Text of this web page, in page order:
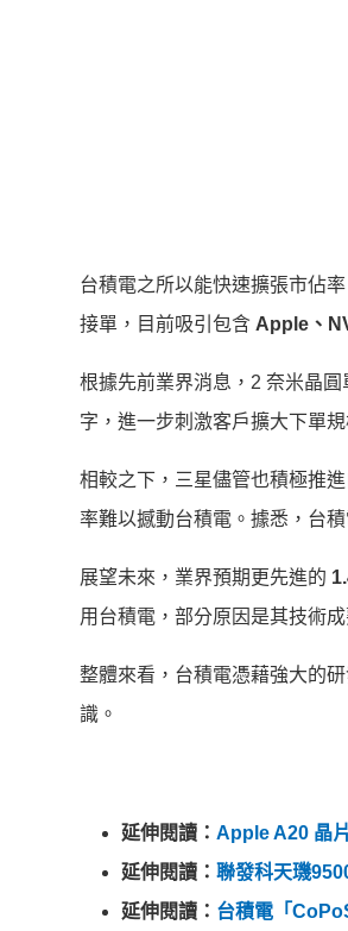
台積電之所以能快速擴張市佔
接單，目前吸引包含 Apple、
根據先前業界消息，2 奈米晶
字，進一步刺激客戶擴大下單規
相較之下，三星儘管也積極推
率難以撼動台積電。據悉，台
展望未來，業界預期更先進的
用台積電，部分原因是其技術
整體來看，台積電憑藉強大的
識。
延伸閱讀： Apple A20 晶
延伸閱讀： 聯發科天璣
延伸閱讀： 台積電「